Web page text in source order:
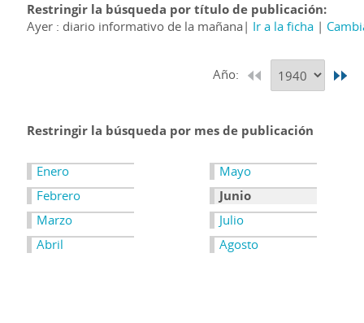
Restringir la búsqueda por título de publicación
Ayer : diario informativo de la mañana
Ir a la ficha
Año:
Restringir la búsqueda por mes de publicación
Enero
Febrero
Marzo
Abril
Mayo
Junio
Julio
Agosto